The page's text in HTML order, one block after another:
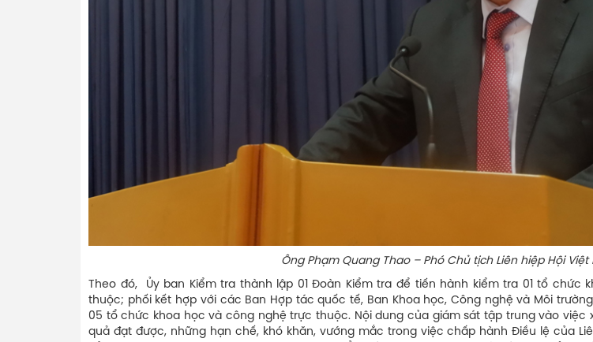
Ông Phạm Quang Thao – Phó Chủ tịch Liên hiệp Hội Việt
Theo đó, Ủy ban Kiểm tra thành lập 01 Đoàn Kiểm tra để tiến hành kiểm tra 01 tổ chức
thuộc; phối kết hợp với các Ban Hợp tác quốc tế, Ban Khoa học, Công nghệ và Môi
05 tổ chức khoa học và công nghệ trực thuộc. Nội dung của giám sát tập trung vào việc
quả đạt được, những hạn chế, khó khăn, vướng mắc trong việc chấp hành Điều lệ của